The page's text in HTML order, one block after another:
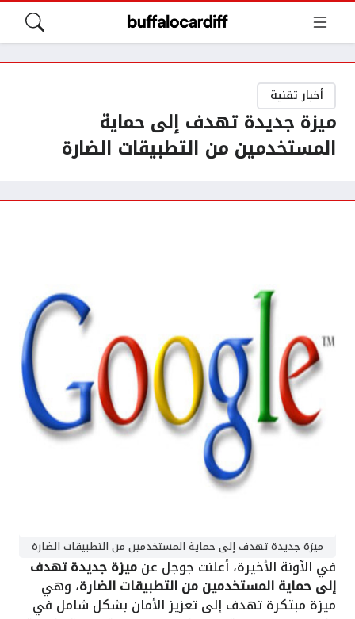
أخبار تقنية
ميزة جديدة تهدف إلى حماية
المستخدمين من التطبيقات الضارة
ميزة جديدة تهدف إلى حماية المستخدمين من التطبيقات الضارة
في الآونة الأخيرة، أعلنت جوجل عنميزة جديدة تهدف
إلى حماية المستخدمين من التطبيقات الضارة، وهي
ميزة مبتكرة تهدف إلى تعزيز الأمان بشكل شامل في